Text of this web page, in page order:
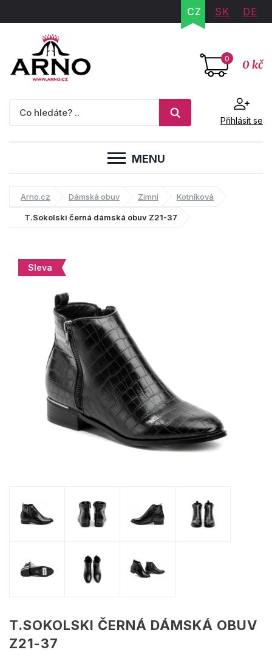
CZ SK DE
0 0 kč
Přihlásit se
MENU
Arno.cz Dámská obuv Zimní Kotníková
T.Sokolski černá dámská obuv Z21-37
Sleva
T.SOKOLSKI ČERNÁ DÁMSKÁ OBUV
Z21-37